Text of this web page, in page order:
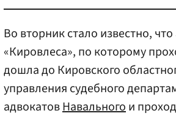
Во вторник стало известно,
«Кировлеса», по которому
дошла до Кировского
управления судебного
адвокатовНавальногои